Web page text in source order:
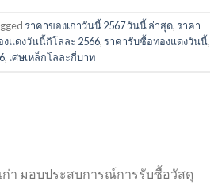
ราคาของเก่าวันนี้ 2567 วันนี้ ล่าสุด,ราคา
งแดงวันนี้กิโลละ 2566,ราคารับซื้อทองแดงวันนี้,
, เศษเหล็กโลละกี่บาท
า มอบประสบการณ์การรับซื้อวัสดุ